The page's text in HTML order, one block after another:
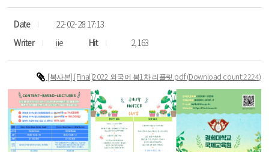
Date
22-02-28 17:13
Writer
iie Hit 2,163
[복사본] [Final]2022 외국어 봄1차 리플릿.pdf(Download count:2224)